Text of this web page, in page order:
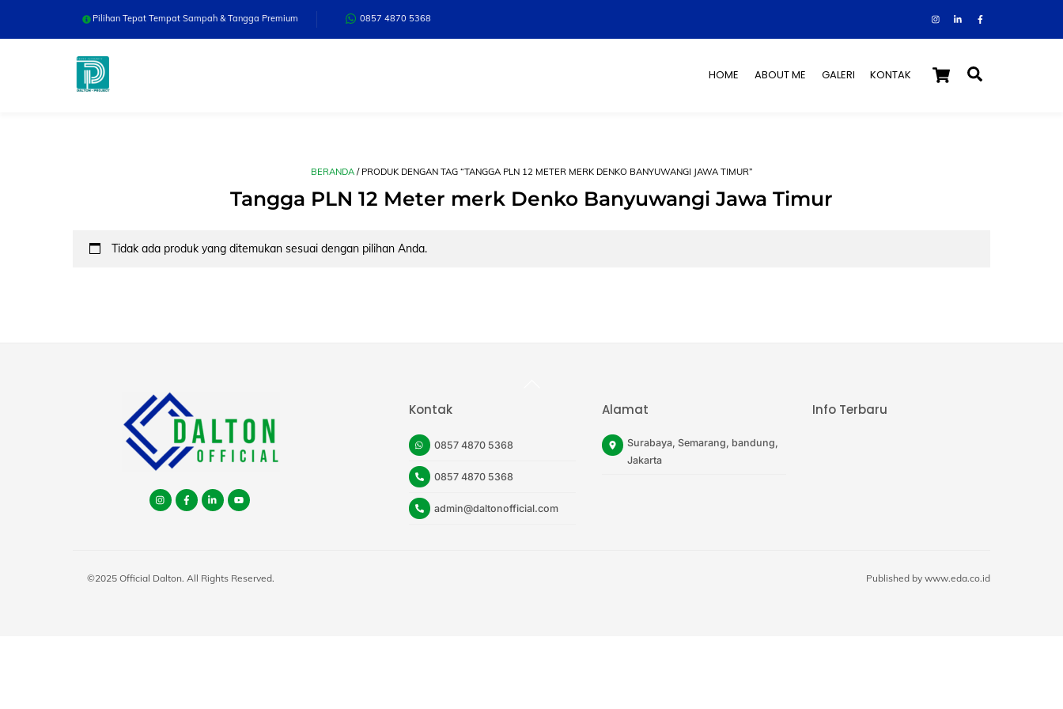
content
Pilihan Tepat Tempat Sampah & Tangga Premium 0857 4870 5368
InstagramFacebookTiktok
Cart
HOME ABOUT ME GALERI KONTAK
BERANDA/ PRODUK DENGAN TAG “TANGGA PLN 12 METER MERK DENKO BANYUWANGI JAWA TIMUR”
Tangga PLN 12 Meter merk Denko Banyuwangi Jawa Timur
Tidak ada produk yang ditemukan sesuai dengan pilihan Anda.
Instagramfacebook
tiktokyoutube
Kontak
0857 4870 5368
0857 4870 5368
admin@daltonofficial.com
Alamat
Surabaya, Semarang, bandung,
Jakarta
Info Terbaru
©2025 Official Dalton. All Rights Reserved. Published by www.eda.co.id